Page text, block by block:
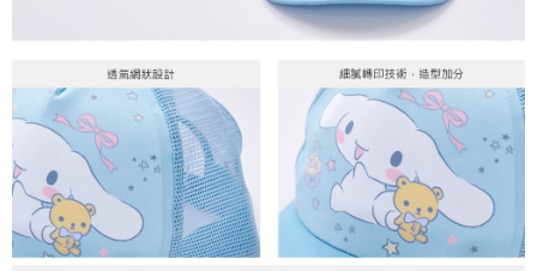
宅配
每筆NT$85，滿NT$859(含以上)免運費